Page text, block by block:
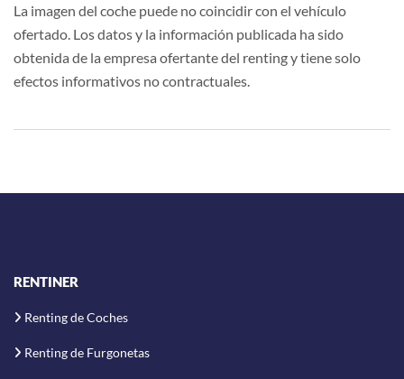
La imagen del coche puede no coincidir con el vehículo
ofertado. Los datos y la información publicada ha sido
obtenida de la empresa ofertante del renting y tiene solo
efectos informativos no contractuales.
RENTINER
Renting de Coches
Renting de Furgonetas